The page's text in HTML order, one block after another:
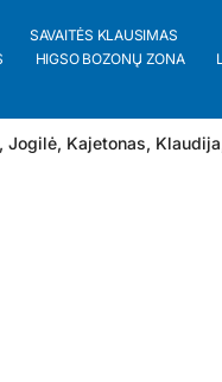
SAVAITĖS KLAUSIMAS
HIGSO BOZONŲ ZONA
, Jogilė, Kajetonas, Klaudija